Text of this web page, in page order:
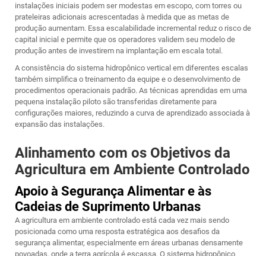
instalações iniciais podem ser modestas em escopo, com torres ou
prateleiras adicionais acrescentadas à medida que as metas de
produção aumentam. Essa escalabilidade incremental reduz o risco de
capital inicial e permite que os operadores validem seu modelo de
produção antes de investirem na implantação em escala total.
A consistência do sistema hidropônico vertical em diferentes escalas
também simplifica o treinamento da equipe e o desenvolvimento de
procedimentos operacionais padrão. As técnicas aprendidas em uma
pequena instalação piloto são transferidas diretamente para
configurações maiores, reduzindo a curva de aprendizado associada à
expansão das instalações.
Alinhamento com os Objetivos da
Agricultura em Ambiente Controlado
Apoio à Segurança Alimentar e às
Cadeias de Suprimento Urbanas
A agricultura em ambiente controlado está cada vez mais sendo
posicionada como uma resposta estratégica aos desafios da
segurança alimentar, especialmente em áreas urbanas densamente
povoadas, onde a terra agrícola é escassa. O sistema hidropônico